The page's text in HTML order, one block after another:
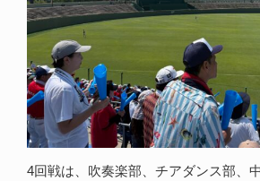
4回戦は、吹奏楽部、チアダンス部、